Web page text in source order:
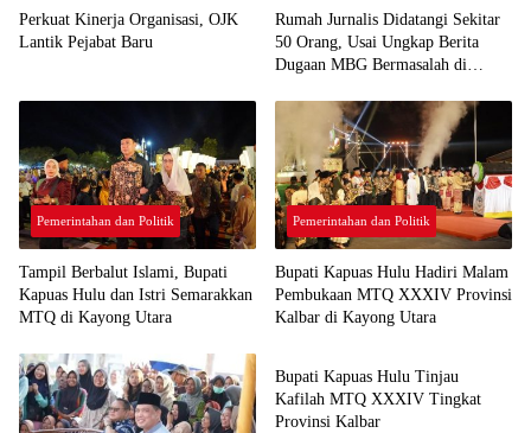
Perkuat Kinerja Organisasi, OJK
Lantik Pejabat Baru
Rumah Jurnalis Didatangi Sekitar
50 Orang, Usai Ungkap Berita
Dugaan MBG Bermasalah di
Pemerintahan dan Politik
Tampil Berbalut Islami, Bupati
Kapuas Hulu dan Istri Semarakkan
MTQ di Kayong Utara
Pemerintahan dan Politik
Bupati Kapuas Hulu Hadiri Malam
Pembukaan MTQ XXXIV Provinsi
Kalbar di Kayong Utara
Pemerintahan dan Politik
Bupati Kapuas Hulu Tinjau
Kafilah MTQ XXXIV Tingkat
Provinsi Kalbar